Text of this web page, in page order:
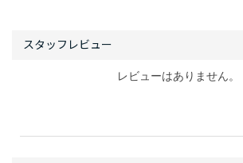
レビューはありません。